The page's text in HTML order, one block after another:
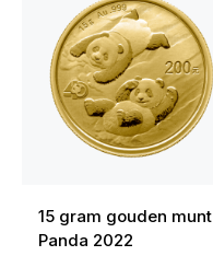
15 gram gouden munt
Panda 2022